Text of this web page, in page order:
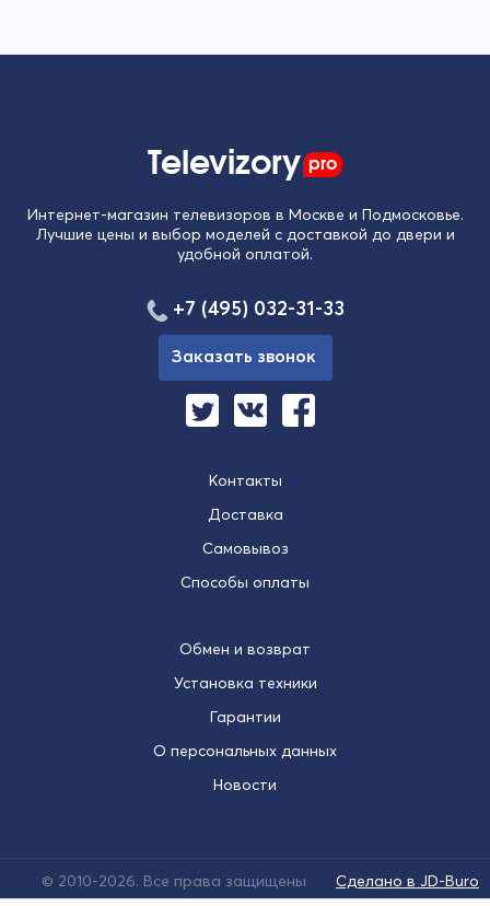
Televizory pro
Интернет-магазин телевизоров в Москве и Подмосковье.
Лучшие цены и выбор моделей с доставкой до двери и
удобной оплатой.
Контакты
Доставка
Самовывоз
Способы оплаты
Обмен и возврат
Установка техники
Гарантии
О персональных данных
Новости
+7 (495) 032-31-33
Заказать звонок
© 2010-2026. Все права защищены Сделано в JD-Buro